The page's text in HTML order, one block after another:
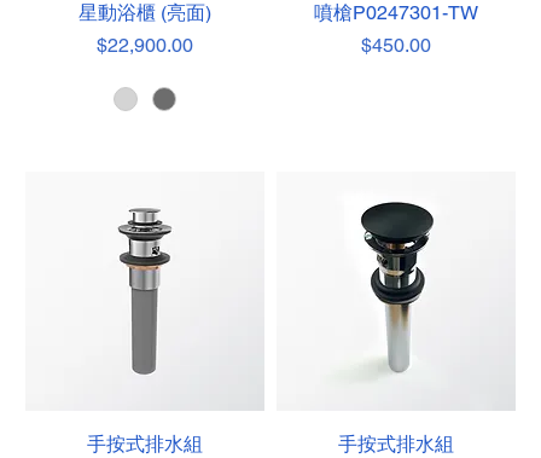
星動浴櫃 (亮面)
價格
$22,900.00
噴槍P0247301-TW
價格
$450.00
手按式排水組
手按式排水組